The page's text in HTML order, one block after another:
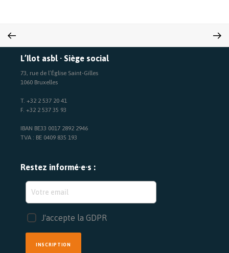
L’Ilot asbl · Siège social
73, rue de l’Église Saint-Gilles
1060 Bruxelles
T. +32 2 537 20 41
F. +32 2 537 35 93
IBAN BE33 0017 2892 2946
TVA : BE 0409 835 193
Restez informé·e·s :
J'accepte la GDPR
INSCRIPTION